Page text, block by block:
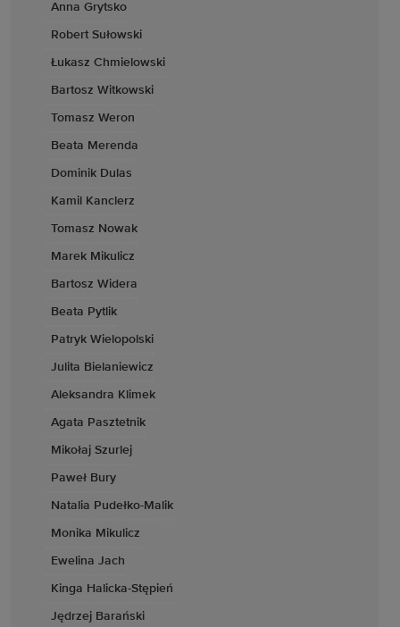
Anna Grytsko
Robert Sułowski
Łukasz Chmielowski
Bartosz Witkowski
Tomasz Weron
Beata Merenda
Dominik Dulas
Kamil Kanclerz
Tomasz Nowak
Marek Mikulicz
Bartosz Widera
Beata Pytlik
Patryk Wielopolski
Julita Bielaniewicz
Aleksandra Klimek
Agata Pasztetnik
Mikołaj Szurlej
Paweł Bury
Natalia Pudełko-Malik
Monika Mikulicz
Ewelina Jach
Kinga Halicka-Stępień
Jędrzej Barański